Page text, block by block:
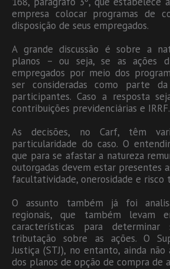
empresa colocar programas de
disposição de seus empregados.
A grande discussão é sobre a
planos – ou seja, se as ações
empregados por meio dos
ser consideradas como parte da
participantes. Caso a resposta
contribuições previdenciárias e IRRF.
As decisões, no Carf, têm
particularidade do caso. O
que para se afastar a natureza
outorgadas devem estar presentes
facultatividade, onerosidade e risco
O assunto também já foi
regionais, que também levam
características para
tributação sobre as ações. O
Justiça (STJ), no entanto, ainda não
dos planos de opção de compra de